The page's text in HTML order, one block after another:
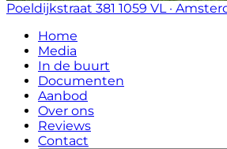
Poeldijkstraat 381 1059 VL ·
Home
Media
In de buurt
Documenten
Aanbod
Over ons
Reviews
Contact